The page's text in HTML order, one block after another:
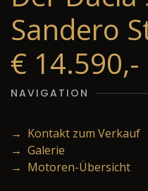
Sandero
€ 14.590,-
NAVIGATION
→ Kontakt zum Verkauf
→ Galerie
→ Motoren-Übersicht